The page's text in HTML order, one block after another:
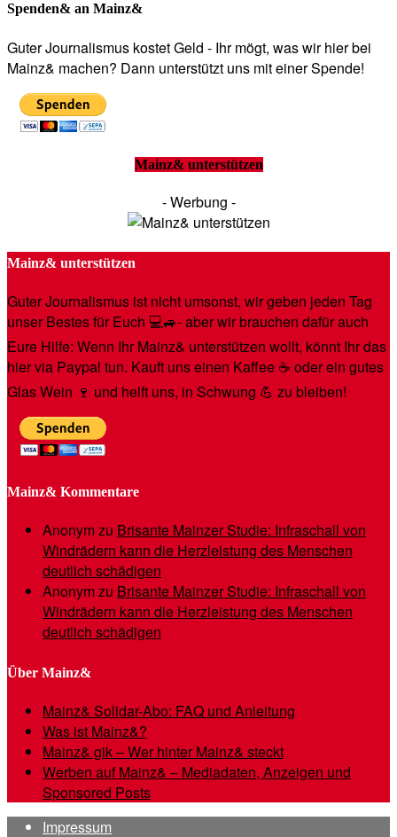
Spenden& an Mainz&
Guter Journalismus kostet Geld - Ihr mögt, was wir hier bei
Mainz& machen? Dann unterstützt uns mit einer Spende!
Mainz& unterstützen
- Werbung -
Mainz& unterstützen
Guter Journalismus ist nicht umsonst, wir geben jeden Tag
unser Bestes für Euch 💻🚙- aber wir brauchen dafür auch
Eure Hilfe: Wenn Ihr Mainz& unterstützen wollt, könnt Ihr das
hier via Paypal tun. Kauft uns einen Kaffee ☕️ oder ein gutes
Glas Wein 🍷 und helft uns, in Schwung 💪 zu bleiben!
Mainz& Kommentare
Anonymzu Brisante Mainzer Studie: Infraschall von
Windrädern kann die Herzleistung des Menschen
deutlich schädigen
Anonymzu Brisante Mainzer Studie: Infraschall von
Windrädern kann die Herzleistung des Menschen
deutlich schädigen
Über Mainz&
Mainz& Solidar-Abo: FAQ und Anleitung
Was ist Mainz&?
Mainz& gik – Wer hinter Mainz& steckt
Werben auf Mainz& – Mediadaten, Anzeigen und
Sponsored Posts
Impressum